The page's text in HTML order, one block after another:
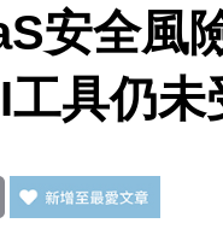
安全風
具仍未
Email